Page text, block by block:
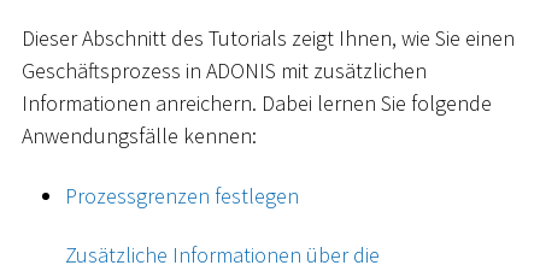
Dieser Abschnitt des Tutorials zeigt Ihnen, wie Sie einen
Geschäftsprozess in ADONIS mit zusätzlichen
Informationen anreichern. Dabei lernen Sie folgende
Anwendungsfälle kennen:
Prozessgrenzen festlegen
Zusätzliche Informationen über die